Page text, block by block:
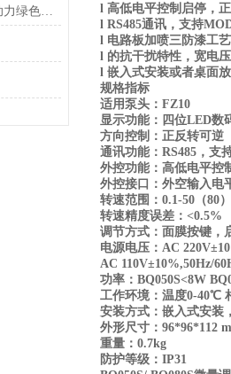
环保节能，塑料真空干燥器助力绿色生产
l 高低电平控制启停，
l RS485通讯，支持
l 电路板加喷三防漆工
l 的抗干扰特性，宽电
l 嵌入式安装或者桌面
规格指标
适用泵头： FZ10
显示功能：四位LED数
方向控制：正反转可逆
通讯功能： RS485 ，支
外控功能：高低电平控
外控接口：外空输入电
转速范围： 0.1-50 （80
转速精度误差： <0.5%
调节方式：面膜按键，
电源电压： AC
AC 110V±10%,50Hz/
功率： BQ050S<8W
工作环境：温度0-40℃
安装方式：嵌入式安装
外形尺寸： 96*96*112
重量： 0.7kg
防护等级： IP31